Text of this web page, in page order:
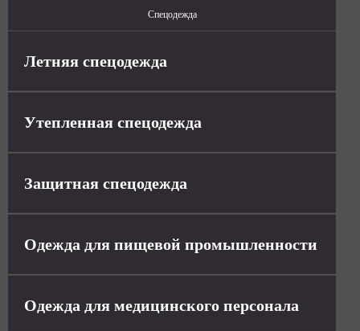
Спецодежда
Летняя спецодежда
Утепленная спецодежда
Защитная спецодежда
Одежда для пищевой промышленности
Одежда для медицинского персонала